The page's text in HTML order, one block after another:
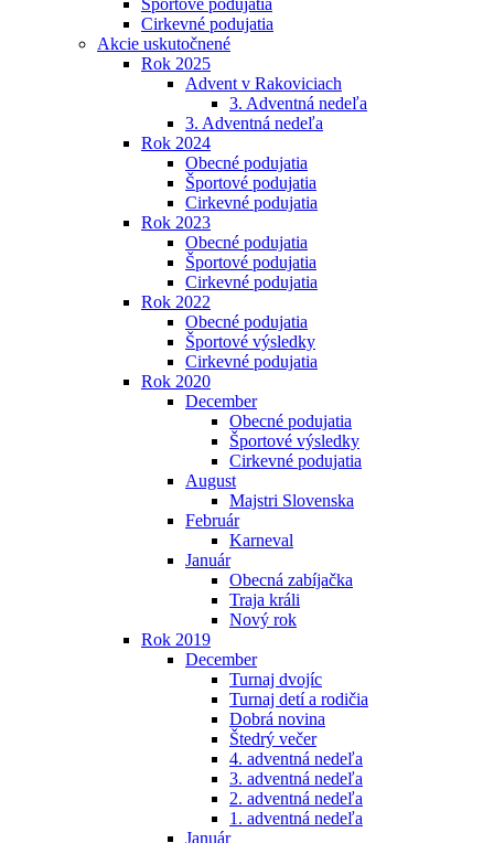
Športové podujatia
Cirkevné podujatia
Akcie uskutočnené
Rok 2025
Advent v Rakoviciach
3. Adventná nedeľa
3. Adventná nedeľa
Rok 2024
Obecné podujatia
Športové podujatia
Cirkevné podujatia
Rok 2023
Obecné podujatia
Športové podujatia
Cirkevné podujatia
Rok 2022
Obecné podujatia
Športové výsledky
Cirkevné podujatia
Rok 2020
December
Obecné podujatia
Športové výsledky
Cirkevné podujatia
August
Majstri Slovenska
Február
Karneval
Január
Obecná zabíjačka
Traja králi
Nový rok
Rok 2019
December
Turnaj dvojíc
Turnaj detí a rodičia
Dobrá novina
Štedrý večer
4. adventná nedeľa
3. adventná nedeľa
2. adventná nedeľa
1. adventná nedeľa
Január